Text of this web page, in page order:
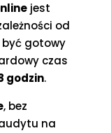
jest
od
być gotowy
czas
godzin.
, bez
na